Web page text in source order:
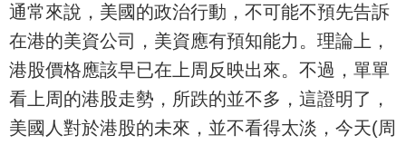
通常來說，美國的政治行動，不可能不預先告訴
在港的美資公司，美資應有預知能力。理論上，
港股價格應該早已在上周反映出來。不過，單單
看上周的港股走勢，所跌的並不多，這證明了，
美國人對於港股的未來，並不看得太淡，今天(周